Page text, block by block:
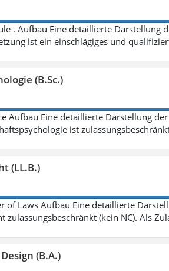
. Aufbau Eine detaillierte Darstellung
ist ein einschlägiges und
(B.Sc.)
Aufbau Eine detaillierte Darstellung
ist
(LL.B.)
of Laws Aufbau Eine detaillierte
zulassungsbeschränkt (kein NC). Als
(B.A.)